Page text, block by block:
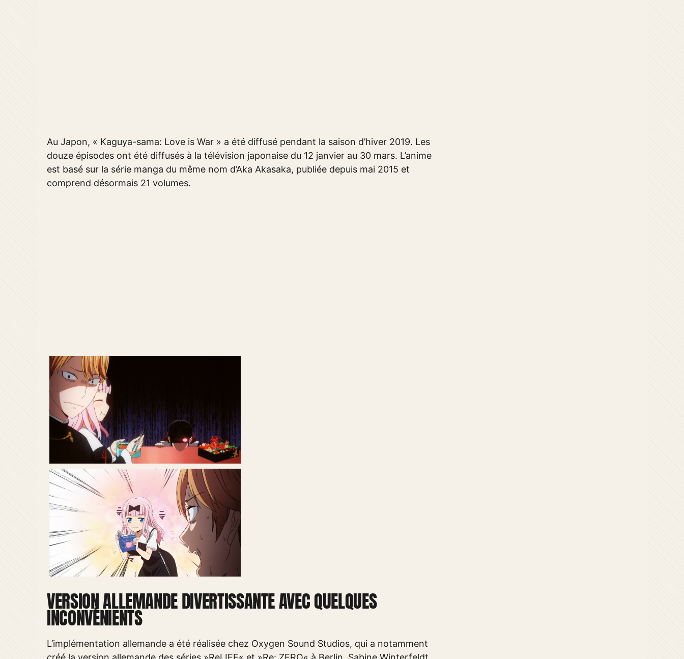
Au Japon, « Kaguya-sama: Love is War » a été diffusé pendant la saison d’hiver 2019. Les
douze épisodes ont été diffusés à la télévision japonaise du 12 janvier au 30 mars. L’anime
est basé sur la série manga du même nom d’Aka Akasaka, publiée depuis mai 2015 et
comprend désormais 21 volumes.
VERSION ALLEMANDE DIVERTISSANTE AVEC QUELQUES
INCONVÉNIENTS
L’implémentation allemande a été réalisée chez Oxygen Sound Studios, qui a notamment